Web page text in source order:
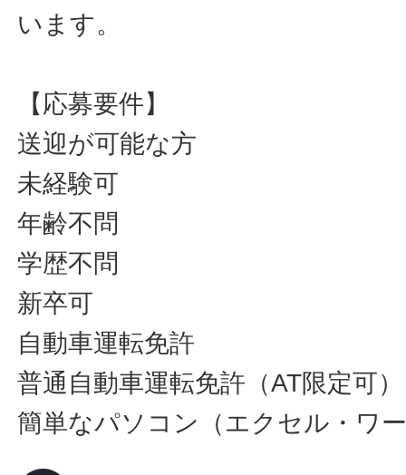
います。
【応募要件】
送迎が可能な方
未経験可
年齢不問
学歴不問
新卒可
自動車運転免許
普通自動車運転免許（AT限定可）
簡単なパソコン（エクセル・ワ